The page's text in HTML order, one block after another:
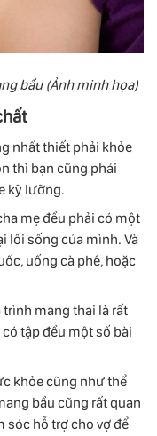
bầu (Ảnh minh họa)
nhất thiết phải khỏe
thì bạn cũng phải
kỹ lưỡng.
mẹ đều phải có một
lối sống của mình. Và
uống cà phê, hoặc
mang thai là rất
tập đều một số bài
khỏe cũng như thể
bầu cũng rất quan
hỗ trợ cho vợ để